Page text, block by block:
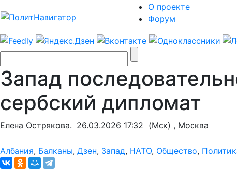
О проекте
Форум
Запад
сербский дипломат
Елена Острякова. 26.03.2026 17:32 (Мск) , Москва
Албания, Балканы, Дзен, Запад, НАТО, Общество,